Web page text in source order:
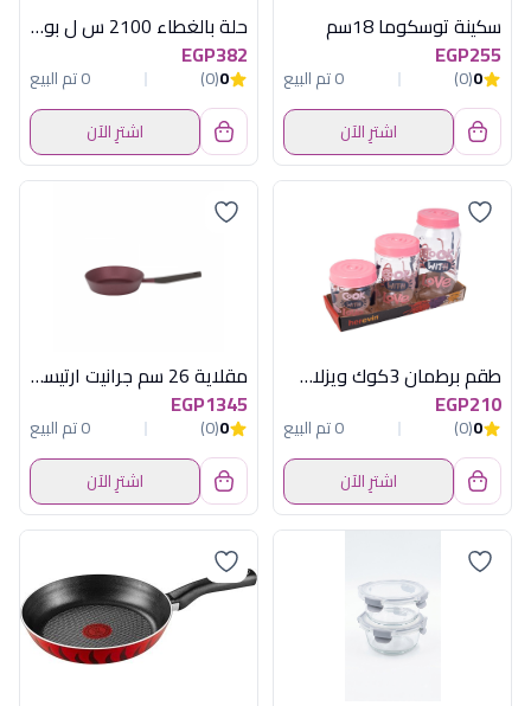
سكينة توسكوما 18سم
EGP255
0
(0)
0 تم البيع
اشترِ الآن
حلة بالغطاء 2100 س ل بورجام باشابتشى
EGP382
0
(0)
0 تم البيع
اشترِ الآن
طقم برطمان 3كوك ويزلاف غطا بينك هيريفين
EGP210
0
(0)
0 تم البيع
اشترِ الآن
مقلاية 26 سم جرانيت ارتيسان نبيتى بيركس
EGP1345
0
(0)
0 تم البيع
اشترِ الآن